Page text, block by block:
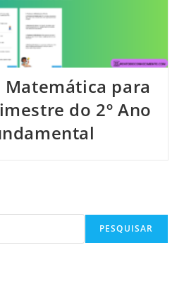
para
do 2º Ano
PESQUISAR